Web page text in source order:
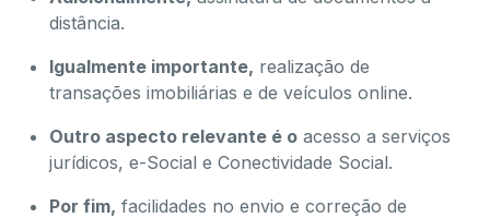
distância.
Igualmente importante, realização de
transações imobiliárias e de veículos online.
Outro aspecto relevante é o acesso a serviços
jurídicos, e-Social e Conectividade Social.
Por fim, facilidades no envio e correção de